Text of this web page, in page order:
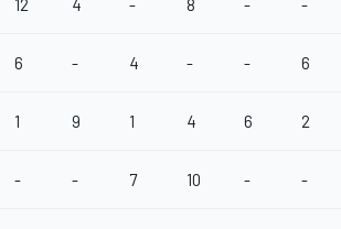
12 4 - 8 - -
6 - 4 - - 6
1 9 1 4 6 2
- - 7 10 - -